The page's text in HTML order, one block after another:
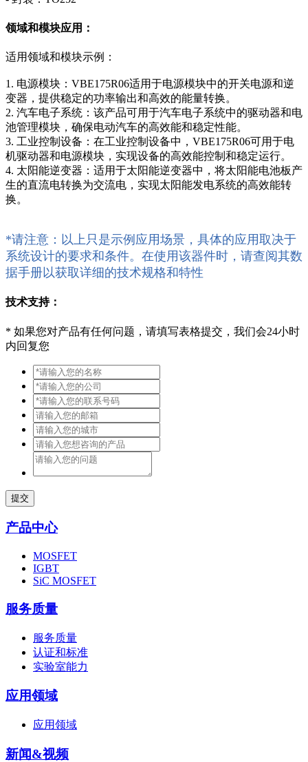
领域和模块应用：
适用领域和模块示例：
1. 电源模块：VBE175R06适用于电源模块中的开关电源和逆
变器，提供稳定的功率输出和高效的能量转换。
2. 汽车电子系统：该产品可用于汽车电子系统中的驱动器和电
池管理模块，确保电动汽车的高效能和稳定性能。
3. 工业控制设备：在工业控制设备中，VBE175R06可用于电
机驱动器和电源模块，实现设备的高效能控制和稳定运行。
4. 太阳能逆变器：适用于太阳能逆变器中，将太阳能电池板产
生的直流电转换为交流电，实现太阳能发电系统的高效能转
换。
*请注意：以上只是示例应用场景，具体的应用取决于
系统设计的要求和条件。在使用该器件时，请查阅其数
据手册以获取详细的技术规格和特性
技术支持：
* 如果您对产品有任何问题，请填写表格提交，我们会24小时
内回复您
提交
产品中心
MOSFET
IGBT
SiC MOSFET
服务质量
服务质量
认证和标准
实验室能力
应用领域
应用领域
新闻&视频